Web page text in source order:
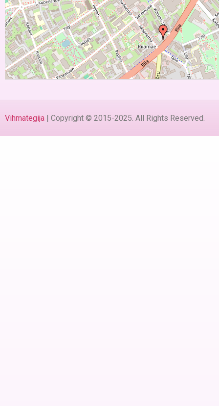
Vihmategija | Copyright © 2015-2025. All Rights Reserved.